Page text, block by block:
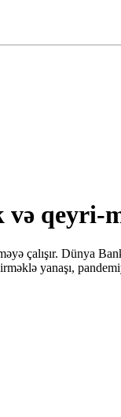
qeyri-
çalışır. Dünya
yanaşı,